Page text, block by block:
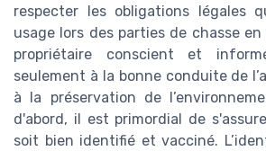
respecter les obligations légales
usage lors des parties de chasse
propriétaire conscient et
seulement à la bonne conduite de
à la préservation de
d'abord, il est primordial de
soit bien identifié et vacciné.